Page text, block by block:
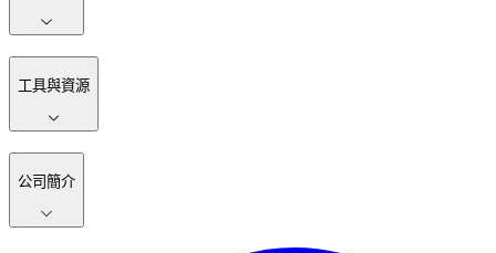
工具與資源
公司簡介